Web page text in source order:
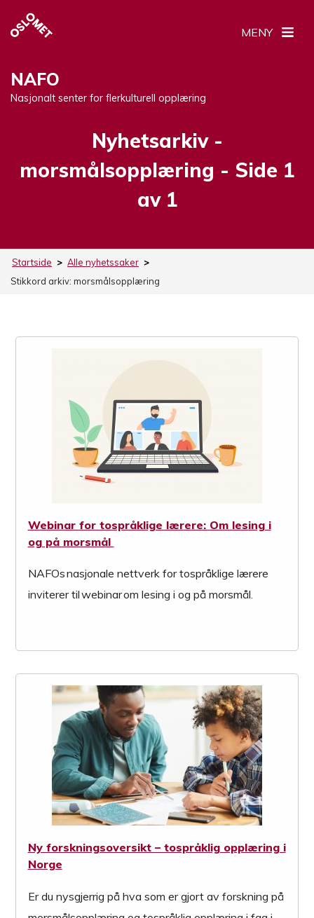
NAFO
Nasjonalt senter for flerkulturell opplæring
MENY
Nyhetsarkiv -
morsmålsopplæring - Side 1
av 1
Startside > Alle nyhetssaker >
Stikkord arkiv: morsmålsopplæring
Webinar for tospråklige lærere: Om lesing i
og på morsmål
NAFOs nasjonale nettverk for tospråklige lærere
inviterer til webinar om lesing i og på morsmål.
Ny forskningsoversikt – tospråklig opplæring i
Norge
Er du nysgjerrig på hva som er gjort av forskning på